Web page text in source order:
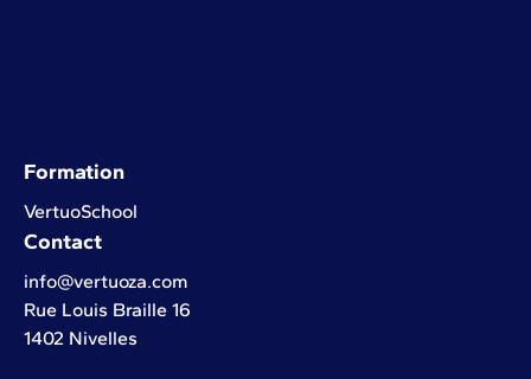
Formation
VertuoSchool
Contact
info@vertuoza.com
Rue Louis Braille 16
1402 Nivelles